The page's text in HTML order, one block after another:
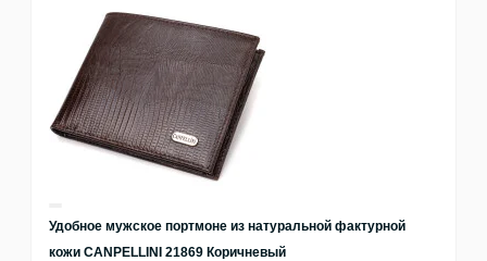
Удобное мужское портмоне из натуральной фактурной
кожи CANPELLINI 21869 Коричневый